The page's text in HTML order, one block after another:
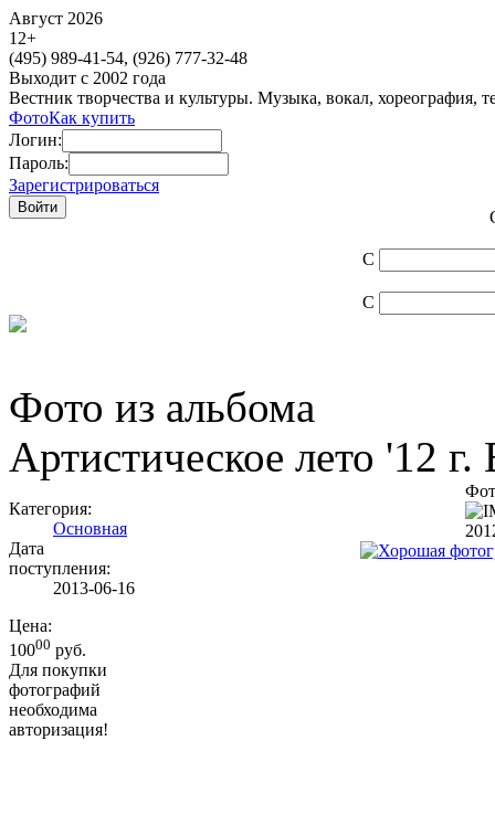
Август 2026
12+
(495) 989-41-54, (926) 777-32-48
Выходит с 2002 года
Вестник творчества и культуры. Музыка, вокал, хореография,
ФотоКак купить
Логин:
Пароль:
Зарегистрироваться
С
С
Фото из альбома
Артистическое лето '12
Категория:
Основная
Дата
поступления:
2013-06-16
Цена:
10000 руб.
Для покупки
фотографий
необходима
авторизация!